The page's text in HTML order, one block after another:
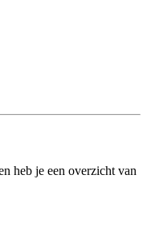
heb je een overzicht van